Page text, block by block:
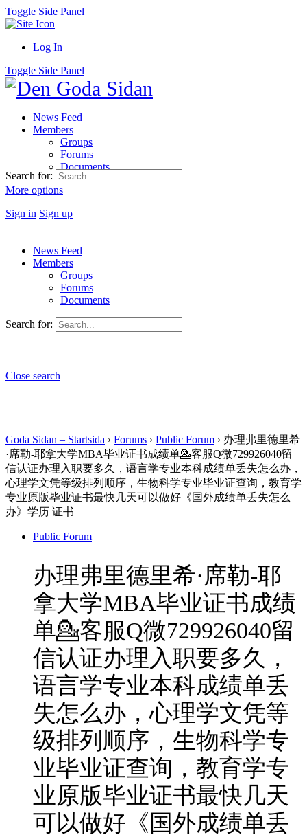
Toggle Side Panel
Log In
Toggle Side Panel
News Feed
Members
Groups
Forums
Documents
More options
Sign in Sign up
Search for:
News Feed
Members
Groups
Forums
Documents
Search for:
Close search
Goda Sidan – Startsida › Forums › Public Forum › 办理弗里德里希
·席勒-耶拿大学MBA毕业证书成绩单💁客服Q微729926040留
信认证办理入职要多久，语言学专业本科成绩单丢失怎么办，
心理学文凭等级排列顺序，生物科学专业毕业证查询，教育学
专业原版毕业证书最快几天可以做好《国外成绩单丢失怎么
办》学历 证书
Public Forum
办理弗里德里希·席勒-耶
拿大学MBA毕业证书成绩
单💁客服Q微729926040留
信认证办理入职要多久，
语言学专业本科成绩单丢
失怎么办，心理学文凭等
级排列顺序，生物科学专
业毕业证查询，教育学专
业原版毕业证书最快几天
可以做好《国外成绩单丢